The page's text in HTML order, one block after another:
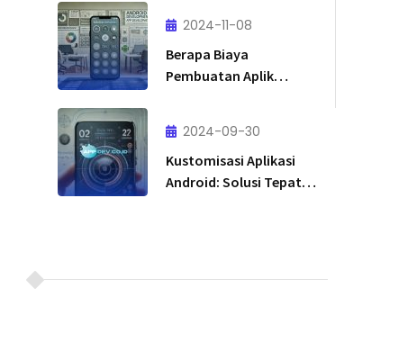
2024-11-08
Berapa Biaya
Pembuatan Aplikasi
2024-09-30
Kustomisasi Aplikasi
Android: Solusi Tepat